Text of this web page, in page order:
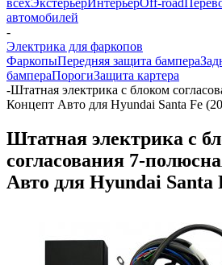
всехЭкстерьерИнтерьерOff-road
автомобилей
-
Электрика для фаркопов
ФаркопыПередняя защита бампера
бампераПорогиЗащита картера
-Штатная электрика с блоком
Концепт Авто для Hyundai Santa Fe
Штатная электрика с
согласования 7-
Авто для Hyundai Santa